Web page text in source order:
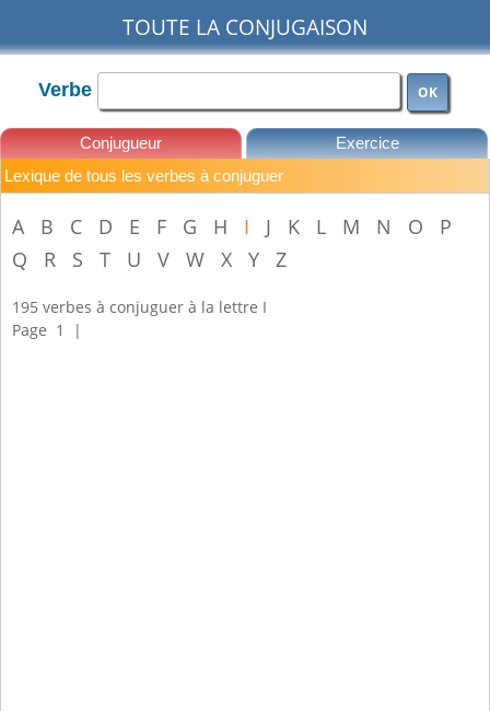
TOUTE LA CONJUGAISON
Verbe OK
Conjugueur Exercice
Lexique de tous les verbes à conjuguer
A B C D E F G H I J K L M N O
P
Q
R S T U V W X Y Z
195 verbes à conjuguer à la lettre I
Page 1 |